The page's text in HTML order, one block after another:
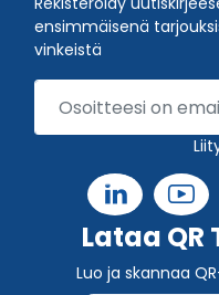
ensimmäisenä
vinkeistä
Lataa QR
Luo ja skannaa